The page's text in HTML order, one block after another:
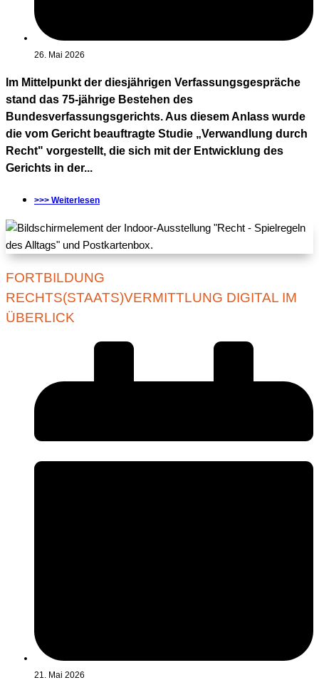
26. Mai 2026
Im Mittelpunkt der diesjährigen Verfassungsgespräche
stand das 75-jährige Bestehen des
Bundesverfassungsgerichts. Aus diesem Anlass wurde
die vom Gericht beauftragte Studie „Verwandlung durch
Recht" vorgestellt, die sich mit der Entwicklung des
Gerichts in der...
>>> Weiterlesen
FORTBILDUNG
RECHTS(STAATS)VERMITTLUNG DIGITAL IM
ÜBERLICK
21. Mai 2026